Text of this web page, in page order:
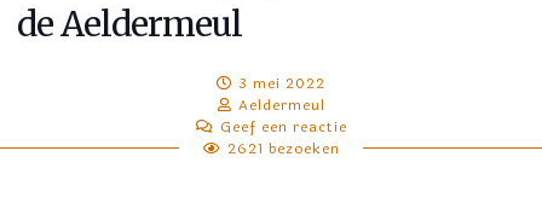
de Aeldermeul
3 mei 2022
Aeldermeul
Geef een reactie
2621 bezoeken